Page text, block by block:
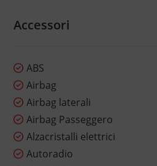
Accessori
ABS
Airbag
Airbag laterali
Airbag Passeggero
Alzacristalli elettrici
Autoradio